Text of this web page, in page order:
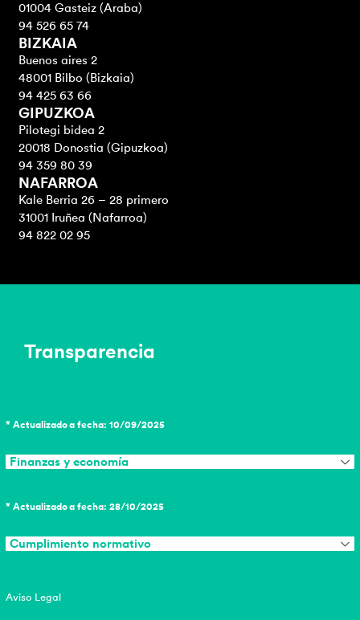
01004 Gasteiz (Araba)
94 526 65 74
BIZKAIA
Buenos aires 2
48001 Bilbo (Bizkaia)
94 425 63 66
GIPUZKOA
Pilotegi bidea 2
20018 Donostia (Gipuzkoa)
94 359 80 39
NAFARROA
Kale Berria 26 – 28 primero
31001 Iruñea (Nafarroa)
94 822 02 95
Transparencia
* Actualizado a fecha: 10/09/2025
Finanzas y economía
* Actualizado a fecha: 28/10/2025
Cumplimiento normativo
Aviso Legal